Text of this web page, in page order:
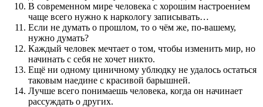
В современном мире человека с хорошим настроением
чаще всего нужно к наркологу записывать…
Если не думать о прошлом, то о чём же, по-вашему,
нужно думать?
Каждый человек мечтает о том, чтобы изменить мир, но
начинать с себя не хочет никто.
Ещё ни одному циничному ублюдку не удалось остаться
таковым наедине с красивой барышней.
Лучше всего понимаешь человека, когда он начинает
рассуждать о других.